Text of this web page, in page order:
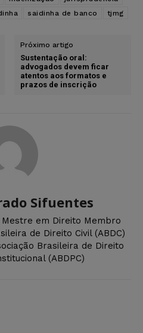
saidinha de banco tjmg
Próximo artigo
Sustentação oral:
advogados devem ficar
atentos aos formatos e
prazos de inscrição
Sifuentes
em Direito Membro
de Direito Civil (ABDC)
Brasileira de Direito
(ABDPC)